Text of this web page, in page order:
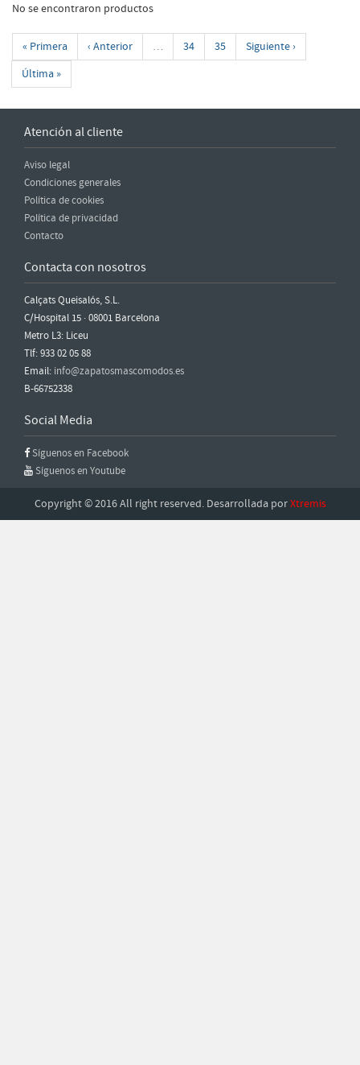
No se encontraron productos
« Primera ‹ Anterior … 34 35
Siguiente ›
Última »
Atención al cliente
Aviso legal
Condiciones generales
Política de cookies
Política de privacidad
Contacto
Contacta con nosotros
Calçats Queisalós, S.L.
C/Hospital 15 · 08001 Barcelona
Metro L3: Liceu
Tlf: 933 02 05 88
Email: info@zapatosmascomodos.es
B-66752338
Social Media
Síguenos en Facebook
Síguenos en Youtube
Copyright © 2016 All right reserved. Desarrollada porXtremis